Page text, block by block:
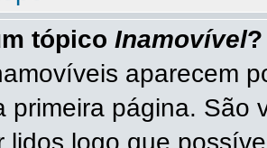
tópico Inamovível?
aparecem
primeira página. São
lidos logo que